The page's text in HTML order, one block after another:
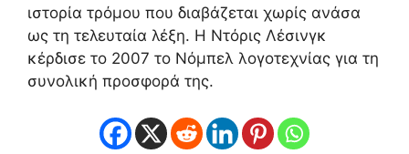
ιστορία τρόμου που διαβάζεται χωρίς ανάσα
ως τη τελευταία λέξη. Η Ντόρις Λέσινγκ
κέρδισε το 2007 το Νόμπελ λογοτεχνίας για τη
συνολική προσφορά της.